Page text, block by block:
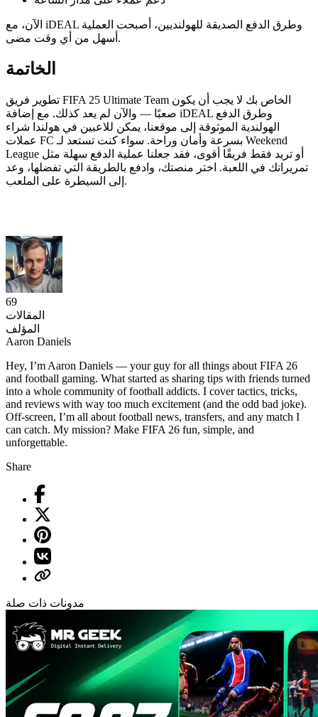
الآن، مع iDEAL وطرق الدفع الصديقة للهولنديين، أصبحت العملية
أسهل من أي وقت مضى.
الخاتمة
تطوير فريق FIFA 25 Ultimate Team الخاص بك لا يجب أن يكون
صعبًا — والآن لم يعد كذلك. مع إضافة iDEAL وطرق الدفع
الهولندية الموثوقة إلى موقعنا، يمكن للاعبين في هولندا شراء
عملات FC بسرعة وأمان وراحة. سواء كنت تستعد لـ Weekend
League أو تريد فقط فريقًا أقوى، فقد جعلنا عملية الدفع سهلة مثل
تمريراتك في اللعبة. اختر منصتك، وادفع بالطريقة التي تفضلها، وعد
إلى السيطرة على الملعب.
69
المقالات
المؤلف
Aaron Daniels
Hey, I’m Aaron Daniels — your guy for all things about FIFA 26
and football gaming. What started as sharing tips with friends turned
into a whole community of football addicts. I cover tactics, tricks,
and reviews with way too much excitement (and the odd bad joke).
Off-screen, I’m all about football news, transfers, and any match I
can catch. My mission? Make FIFA 26 fun, simple, and
unforgettable.
Share
مدونات ذات صلة